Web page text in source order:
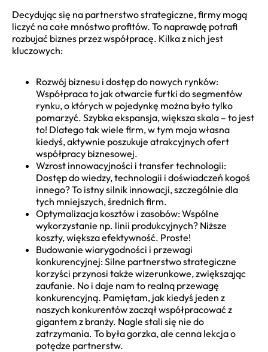
Decydując się na partnerstwo strategiczne, firmy mogą
liczyć na całe mnóstwo profitów. To naprawdę potrafi
rozbujać biznes przez współpracę. Kilka z nich jest
kluczowych:
Rozwój biznesu i dostęp do nowych rynków:
Współpraca to jak otwarcie furtki do segmentów
rynku, o których w pojedynkę można było tylko
pomarzyć. Szybka ekspansja, większa skala – to jest
to! Dlatego tak wiele firm, w tym moja własna
kiedyś, aktywnie poszukuje atrakcyjnych ofert
współpracy biznesowej.
Wzrost innowacyjności i transfer technologii:
Dostęp do wiedzy, technologii i doświadczeń kogoś
innego? To istny silnik innowacji, szczególnie dla
tych mniejszych, średnich firm.
Optymalizacja kosztów i zasobów: Wspólne
wykorzystanie np. linii produkcyjnych? Niższe
koszty, większa efektywność. Proste!
Budowanie wiarygodności i przewagi
konkurencyjnej: Silne partnerstwo strategiczne
korzyści przynosi także wizerunkowe, zwiększając
zaufanie. No i daje nam to realną przewagę
konkurencyjną. Pamiętam, jak kiedyś jeden z
naszych konkurentów zaczął współpracować z
gigantem z branży. Nagle stali się nie do
zatrzymania. To była gorzka, ale cenna lekcja o
potędze partnerstw.